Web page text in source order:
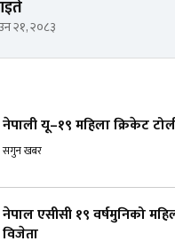
२१, २०८३
नेपाली यू–१९ महिला क्रिकेट
सगुन खबर
नेपाल एसीसी १९ वर्षमुनिको
विजेता